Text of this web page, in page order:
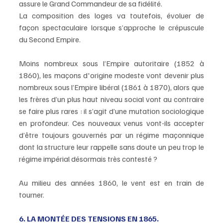
assure le Grand Commandeur de sa fidélité.
La composition des loges va toutefois, évoluer de
façon spectaculaire lorsque s’approche le crépuscule
du Second Empire.
Moins nombreux sous l’Empire autoritaire (1852 à
1860), les maçons d'origine modeste vont devenir plus
nombreux sous l’Empire libéral (1861 à 1870), alors que
les frères d’un plus haut niveau social vont au contraire
se faire plus rares : il s’agit d’une mutation sociologique
en profondeur. Ces nouveaux venus vont-ils accepter
d’être toujours gouvernés par un régime maçonnique
dont la structure leur rappelle sans doute un peu trop le
régime impérial désormais très contesté ?
Au milieu des années 1860, le vent est en train de
tourner.
6. LA MONTÉE DES TENSIONS EN 1865.